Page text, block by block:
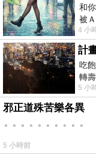
和
被
4 小
吃
轉
5 小
邪正道殊苦樂各異
。。。。。。。。。。
5 小時前